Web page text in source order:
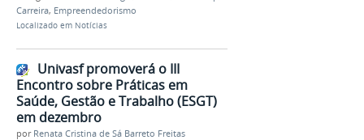
Carreira, Empreendedorismo
Localizado em Notícias
Univasf promoverá o III
Encontro sobre Práticas em
Saúde, Gestão e Trabalho (ESGT)
em dezembro
por Renata Cristina de Sá Barreto Freitas